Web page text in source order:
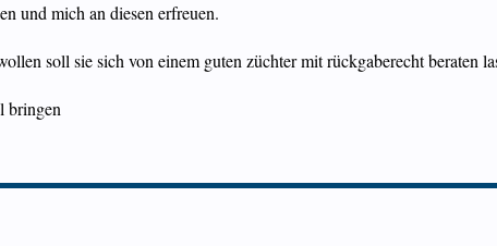
und mich an diesen erfreuen.
soll sie sich von einem guten züchter mit rückgaberecht beraten
bringen